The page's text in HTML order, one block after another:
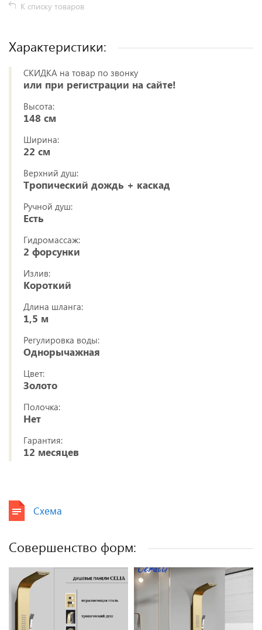
К списку товаров
Характеристики:
СКИДКА на товар по звонку
или при регистрации на сайте!
Высота:
148 см
Ширина:
22 см
Верхний душ:
Тропический дождь + каскад
Ручной душ:
Есть
Гидромассаж:
2 форсунки
Излив:
Короткий
Длина шланга:
1,5 м
Регулировка воды:
Однорычажная
Цвет:
Золото
Полочка:
Нет
Гарантия:
12 месяцев
Схема
Совершенство форм: